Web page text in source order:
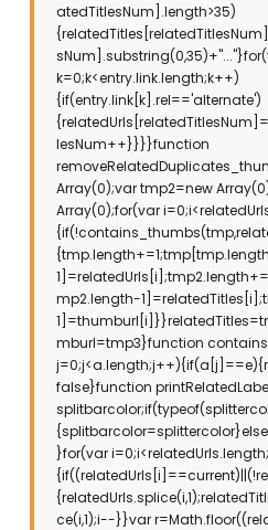
atedTitlesNum].length>35)
k=0;k<entry.link.length;k++)
{if(entry.link[k].rel=='alternate')
lesNum++}}}}function
Array(0);var tmp2=new
Array(0);for(var
mp2.length-
mburl=tmp3}function
false}function
}for(var
ce(i,1);i--}}var